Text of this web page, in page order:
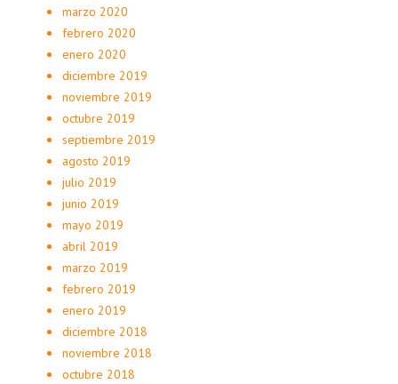
marzo 2020
febrero 2020
enero 2020
diciembre 2019
noviembre 2019
octubre 2019
septiembre 2019
agosto 2019
julio 2019
junio 2019
mayo 2019
abril 2019
marzo 2019
febrero 2019
enero 2019
diciembre 2018
noviembre 2018
octubre 2018